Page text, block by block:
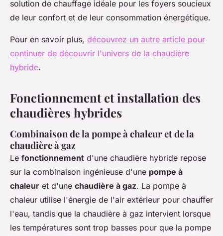
solution de chauffage idéale pour les foyers soucieux
de leur confort et de leur consommation énergétique.
Pour en savoir plus, découvrez un autre article pour
continuer de découvrir l'univers de la chaudière
hybride.
Fonctionnement et installation des
chaudières hybrides
Combinaison de la pompe à chaleur et de la
chaudière à gaz
Le fonctionnement d'une chaudière hybride repose
sur la combinaison ingénieuse d'une pompe à
chaleur et d'une chaudière à gaz. La pompe à
chaleur utilise l'énergie de l'air extérieur pour chauffer
l'eau, tandis que la chaudière à gaz intervient lorsque
les températures sont trop basses pour que la pompe